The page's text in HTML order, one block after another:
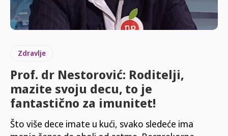
Zdravlje
Prof. dr Nestorović: Roditelji,
mazite svoju decu, to je
fantastično za imunitet!
Što više dece imate u kući, svako sledeće ima